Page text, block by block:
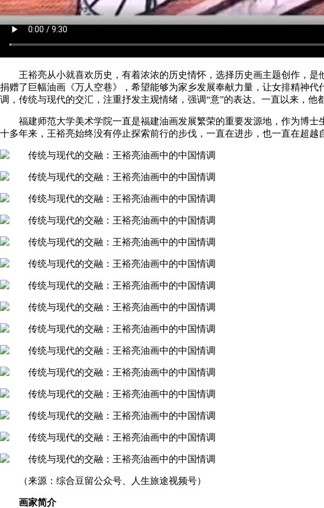
王裕亮从小就喜欢历史，有着浓浓的历史情怀，选择历史画主题创作，
捐赠了巨幅油画《万人空巷》，希望能够为家乡发展奉献力量，让女排精神
调，传统与现代的交汇，注重抒发主观情绪，强调“意”的表达。一直以来，
福建师范大学美术学院一直是福建油画发展繁荣的重要发源地，作为博
十多年来，王裕亮始终没有停止探索前行的步伐，一直在进步，也一直在超
（来源：综合豆留公众号、人生旅途视频号）
画家简介